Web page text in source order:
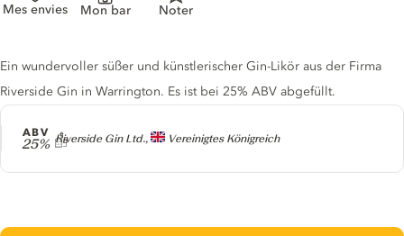
Mes envies Mon bar Noter
Producer
Riverside Gin Ltd., Vereinigtes Königreich
ABV
25%
Gin description
Ein wundervoller süßer und künstlerischer Gin-Likör aus der Firma
Riverside Gin in Warrington. Es ist bei 25% ABV abgefüllt.